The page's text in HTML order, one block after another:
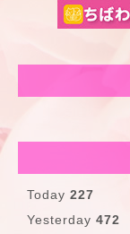
Today 227
Yesterday 472